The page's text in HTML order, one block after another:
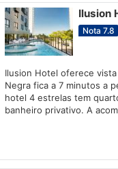
Ilusion
Nota 7.8
Ilusion Hotel oferece
Negra fica a 7 minutos a
hotel 4 estrelas tem
banheiro privativo. A